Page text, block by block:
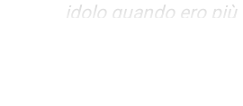
idolo quando ero più